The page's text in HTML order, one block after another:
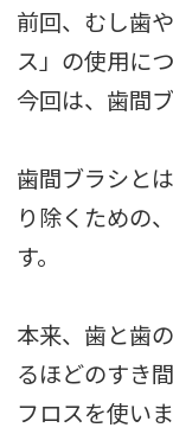
前回、むし歯
ス」の使用に
今回は、歯間
歯間ブラシと
り除くための
す。
本来、歯と歯
るほどのすき
フロスを使い